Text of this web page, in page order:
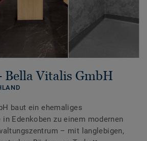
Bella Vitalis GmbH
baut ein ehemaliges
Edenkoben zu einem modernen
– mit langlebigen,